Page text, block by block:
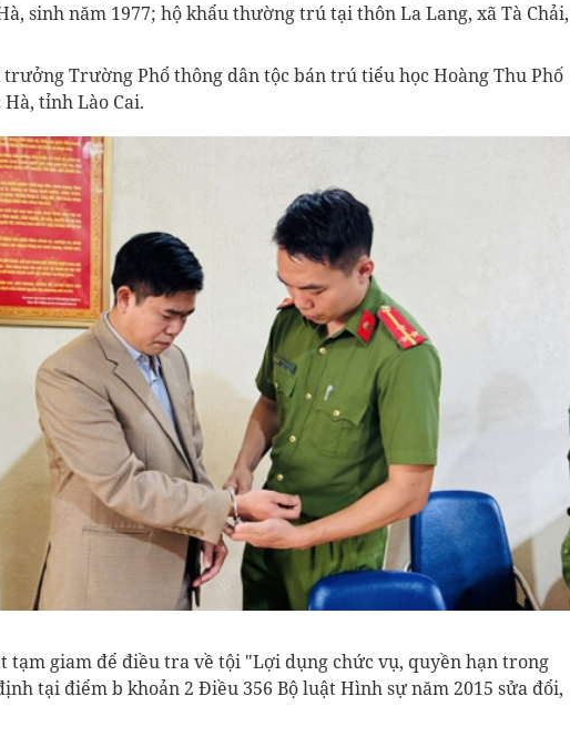
sinh năm 1977; hộ khẩu thường trú tại thôn La Lang, xã Tà Chải,
Trường Phổ thông dân tộc bán trú tiểu học Hoàng Thu Phố
tỉnh Lào Cai.
tạm giam để điều tra về tội "Lợi dụng chức vụ, quyền hạn trong
tại điểm b khoản 2 Điều 356 Bộ luật Hình sự năm 2015 sửa đổi,